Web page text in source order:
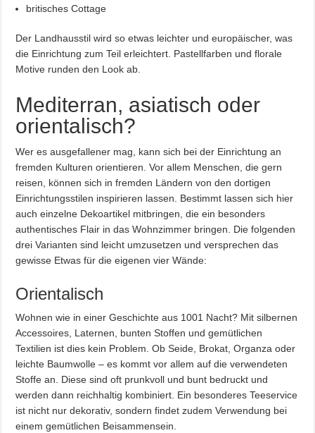
britisches Cottage
Der Landhausstil wird so etwas leichter und europäischer, was
die Einrichtung zum Teil erleichtert. Pastellfarben und florale
Motive runden den Look ab.
Mediterran, asiatisch oder
orientalisch?
Wer es ausgefallener mag, kann sich bei der Einrichtung an
fremden Kulturen orientieren. Vor allem Menschen, die gern
reisen, können sich in fremden Ländern von den dortigen
Einrichtungsstilen inspirieren lassen. Bestimmt lassen sich hier
auch einzelne Dekoartikel mitbringen, die ein besonders
authentisches Flair in das Wohnzimmer bringen. Die folgenden
drei Varianten sind leicht umzusetzen und versprechen das
gewisse Etwas für die eigenen vier Wände:
Orientalisch
Wohnen wie in einer Geschichte aus 1001 Nacht? Mit silbernen
Accessoires, Laternen, bunten Stoffen und gemütlichen
Textilien ist dies kein Problem. Ob Seide, Brokat, Organza oder
leichte Baumwolle – es kommt vor allem auf die verwendeten
Stoffe an. Diese sind oft prunkvoll und bunt bedruckt und
werden dann reichhaltig kombiniert. Ein besonderes Teeservice
ist nicht nur dekorativ, sondern findet zudem Verwendung bei
einem gemütlichen Beisammensein.